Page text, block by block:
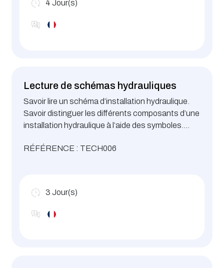
4 Jour(s)
Lecture de schémas hydrauliques
Savoir lire un schéma d’installation hydraulique.
Savoir distinguer les différents composants d’une
installation hydraulique à l’aide des symboles.
installation hydraulique, et en déduire le
RÉFÉRENCE : TECH006
3 Jour(s)